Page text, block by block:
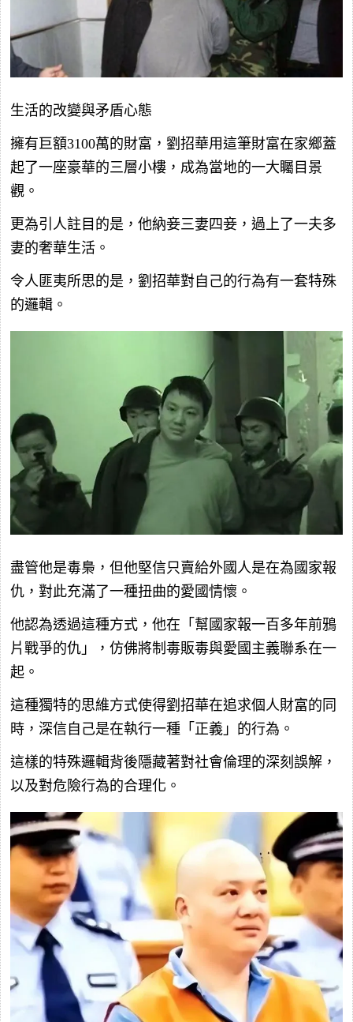
生活的改變與矛盾心態
擁有巨額3100萬的財富，劉招華用這筆財富在家鄉蓋
起了一座豪華的三層小樓，成為當地的一大矚目景
觀。
更為引人註目的是，他納妾三妻四妾，過上了一夫多
妻的奢華生活。
令人匪夷所思的是，劉招華對自己的行為有一套特殊
的邏輯。
盡管他是毒梟，但他堅信只賣給外國人是在為國家報
仇，對此充滿了一種扭曲的愛國情懷。
他認為透過這種方式，他在「幫國家報一百多年前鴉
片戰爭的仇」，仿佛將制毒販毒與愛國主義聯系在一
起。
這種獨特的思維方式使得劉招華在追求個人財富的同
時，深信自己是在執行一種「正義」的行為。
這樣的特殊邏輯背後隱藏著對社會倫理的深刻誤解，
以及對危險行為的合理化。